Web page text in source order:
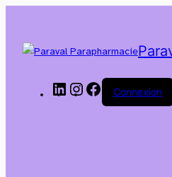
LinkedInInstagram
Facebook
Connexion